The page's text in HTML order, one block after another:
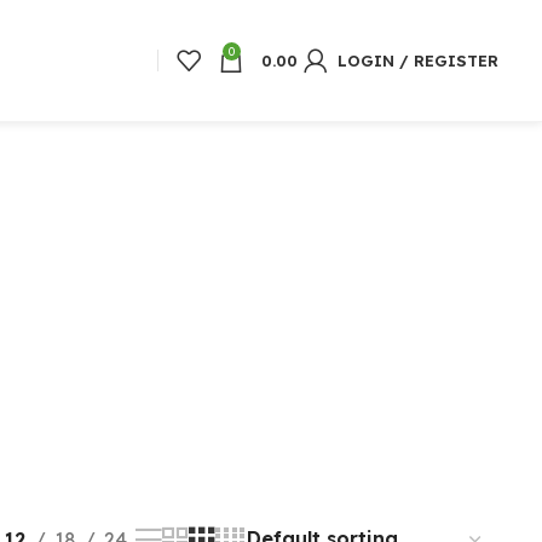
0 0.00 LOGIN / REGISTER